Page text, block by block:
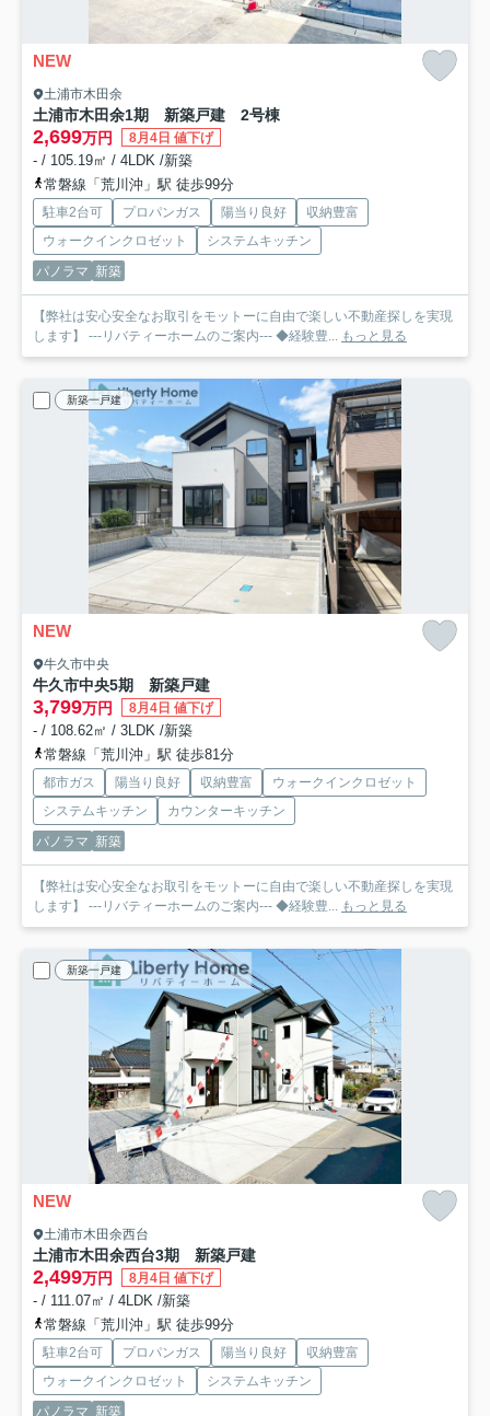
NEW
土浦市木田余
土浦市木田余1期 新築戸建 2号棟
2,699万円 8月4日 値下げ
- / 105.19㎡ / 4LDK /新築
常磐線「荒川沖」駅 徒歩99分
駐車2台可 プロパンガス 陽当り良好
収納豊富
ウォークインクロゼット
システムキッチン
パノラマ 新築
【弊社は安心安全なお取引をモットーに自由で楽しい不動産探しを実現
します】 ---リバティーホームのご案内--- ◆経験豊...
もっと見る
新築一戸建
NEW
牛久市中央
牛久市中央5期 新築戸建
3,799万円 8月4日 値下げ
- / 108.62㎡ / 3LDK /新築
常磐線「荒川沖」駅 徒歩81分
都市ガス 陽当り良好 収納豊富
ウォークインクロゼット
システムキッチン
カウンターキッチン
パノラマ 新築
【弊社は安心安全なお取引をモットーに自由で楽しい不動産探しを実現
します】 ---リバティーホームのご案内--- ◆経験豊...
もっと見る
新築一戸建
NEW
土浦市木田余西台
土浦市木田余西台3期 新築戸建
2,499万円 8月4日 値下げ
- / 111.07㎡ / 4LDK /新築
常磐線「荒川沖」駅 徒歩99分
駐車2台可 プロパンガス 陽当り良好
収納豊富
ウォークインクロゼット
システムキッチン
パノラマ 新築